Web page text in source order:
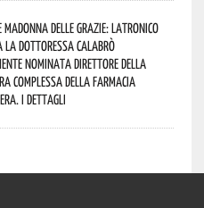
Madonna delle Grazie: Latronico
la dottoressa Calabrò
nominata Direttore della
Complessa della Farmacia
I dettagli